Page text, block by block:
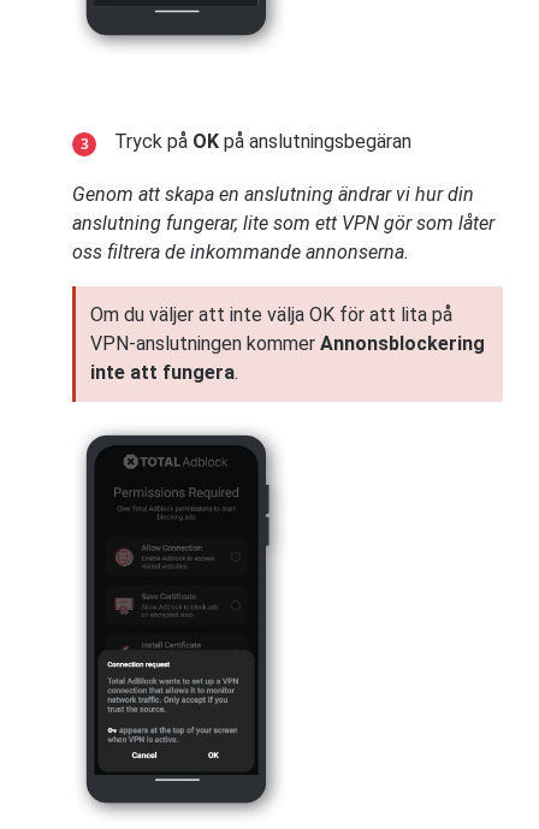
Tryck på OK på anslutningsbegäran
Genom att skapa en anslutning ändrar vi hur din
anslutning fungerar, lite som ett VPN gör som låter
oss filtrera de inkommande annonserna.
Om du väljer att inte välja OK för att lita på
VPN-anslutningen kommer Annonsblockering
inte att fungera.